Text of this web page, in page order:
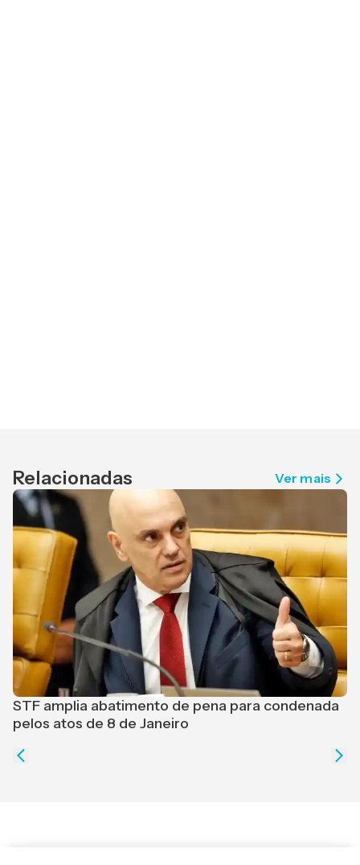
Relacionadas Ver mais
STF amplia abatimento de pena para condenada
pelos atos de 8 de Janeiro